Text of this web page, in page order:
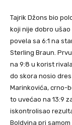
Tajrik Džons bio
koji nije dobro ušao
povela sa 6:1 na
Sterling Braun.
na 9:8 u korist
do skora nosio
Marinkovića, crno-
to uvećao na 13:9
iskontrolisao
Boldvina pri samom